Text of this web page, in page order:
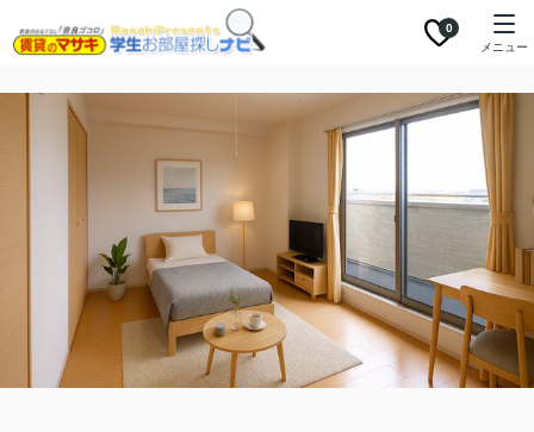
0
メニュー